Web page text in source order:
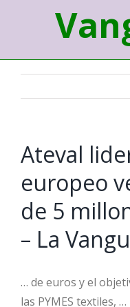
Ateval
europeo
de 5
– La
… de euros y el
las PYMES textiles,